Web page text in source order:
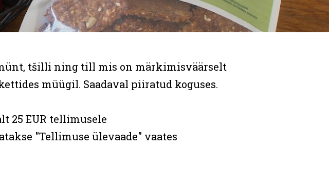
tšilli ning till mis on märkimisväärselt
müügil. Saadaval piiratud koguses.
25 EUR tellimusele
"Tellimuse ülevaade" vaates